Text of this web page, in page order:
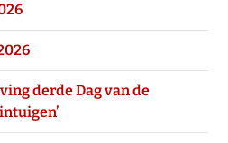
derde Dag van de